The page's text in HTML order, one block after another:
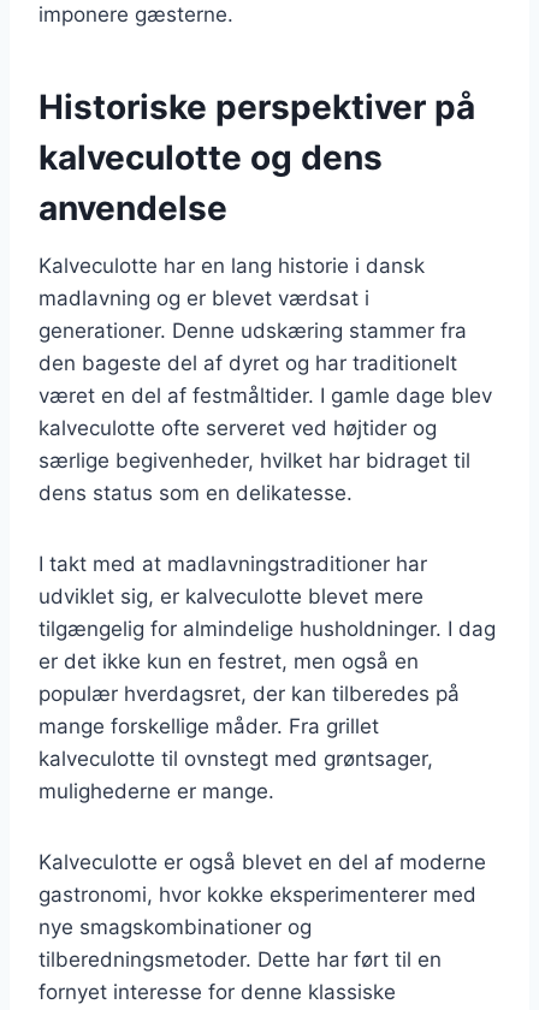
imponere gæsterne.
Historiske perspektiver på
kalveculotte og dens
anvendelse
Kalveculotte har en lang historie i dansk
madlavning og er blevet værdsat i
generationer. Denne udskæring stammer fra
den bageste del af dyret og har traditionelt
været en del af festmåltider. I gamle dage blev
kalveculotte ofte serveret ved højtider og
særlige begivenheder, hvilket har bidraget til
dens status som en delikatesse.
I takt med at madlavningstraditioner har
udviklet sig, er kalveculotte blevet mere
tilgængelig for almindelige husholdninger. I dag
er det ikke kun en festret, men også en
populær hverdagsret, der kan tilberedes på
mange forskellige måder. Fra grillet
kalveculotte til ovnstegt med grøntsager,
mulighederne er mange.
Kalveculotte er også blevet en del af moderne
gastronomi, hvor kokke eksperimenterer med
nye smagskombinationer og
tilberedningsmetoder. Dette har ført til en
fornyet interesse for denne klassiske